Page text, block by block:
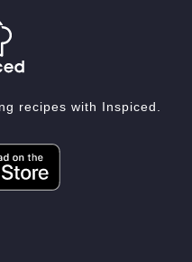
recipes with Inspiced.